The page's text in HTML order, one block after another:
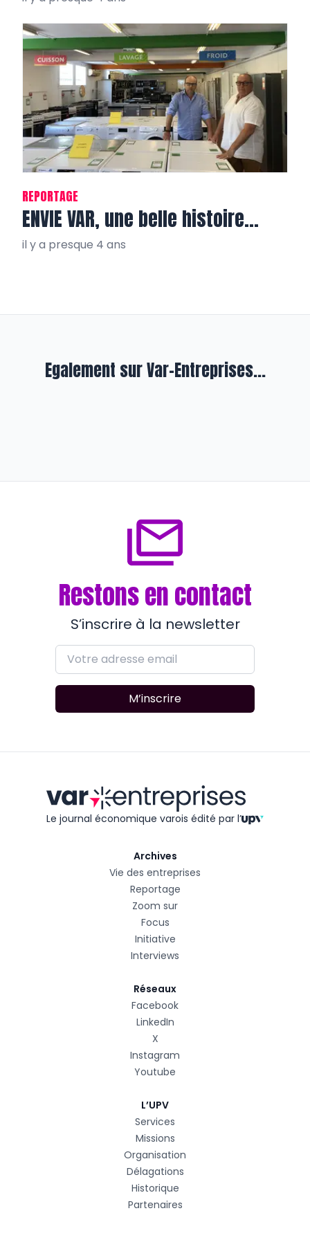
REPORTAGE
ENVIE VAR, une belle histoire…
il y a presque 4 ans
Egalement sur Var-Entreprises...
Restons en contact
S’inscrire à la newsletter
M’inscrire
Le journal économique varois édité par l’
Archives
Vie des entreprises
Reportage
Zoom sur
Focus
Initiative
Interviews
Réseaux
Facebook
LinkedIn
X
Instagram
Youtube
L’UPV
Services
Missions
Organisation
Délagations
Historique
Partenaires